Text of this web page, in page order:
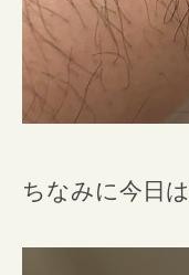
ちなみに今日は